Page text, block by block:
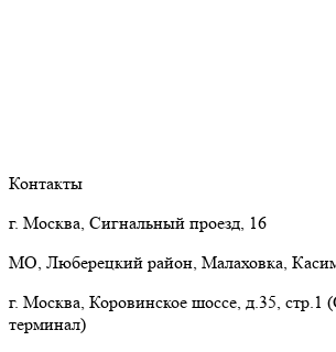
Контакты
г. Москва, Сигнальный проезд, 16
МО, Люберецкий район, Малаховка,
г. Москва, Коровинское шоссе, д.35, стр.1
терминал)